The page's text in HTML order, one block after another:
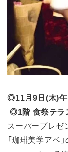
◎11月9日(木)
◎1階 食祭テラ
スーパープレゼ
「珈琲美学アベ